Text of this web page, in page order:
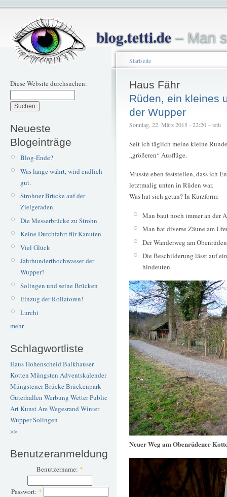
blog.tetti.de– Man
Diese Website durchsuchen:
Neueste
Blogeinträge
Blog-Ende?
Was lange währt, wird endlich
gut.
Strohner Brücke auf der
Zielgeraden
Die Messerbrücke zu Strohn
Keine Durchfahrt für Kanuten
Viel Glück
Jahrhunderthochwasser der
Wupper?
Solingen und seine Brücken
Einzug der Rollatoren!
Lurchi
mehr
Schlagwortliste
Haus Hohenscheid Balkhauser
Kotten Müngsten Adventskalender
Müngstener BrückeBrückenpark
Güterhallen Werbung WetterPublic
ArtKunstAm Wegesrand Winter
WupperSolingen
>>
Benutzeranmeldung
Benutzername: *
Passwort: *
Startseite
Haus Fähr
Rüden, ein kleines
der Wupper
Sonntag, 22. März 2015 - 22:20 – tetti
Seit ich täglich meine kleine
„größeren“ Ausflüge.
Musste eben feststellen, dass ich
letztmalig unten in Rüden war.
Was hat sich getan? In Kurzform:
Man baut noch immer an der
Man hat diverse Zäune am
Der Wanderweg am
Die Beschilderung lässt auf
hindeuten.
Neuer Weg am Obenrüdener